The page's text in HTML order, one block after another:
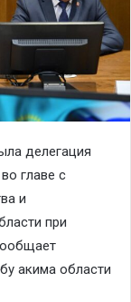
делегация
главе с
и
при
акима области